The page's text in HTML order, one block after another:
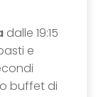
dalle 19:15
e
buffet di